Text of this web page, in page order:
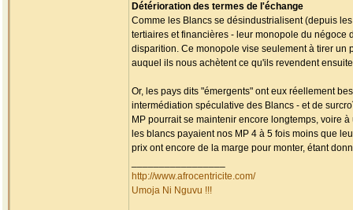
Détérioration des termes de l'échange
Comme les Blancs se désindustrialisent (depuis
tertiaires et financières - leur monopole du
disparition. Ce monopole vise seulement à tirer
auquel ils nous achètent ce qu'ils revendent
Or, les pays dits "émergents" ont eux réellement
intermédiation spéculative des Blancs - et de
MP pourrait se maintenir encore longtemps, voire
les blancs payaient nos MP 4 à 5 fois moins que
prix ont encore de la marge pour monter, étant
http://www.afrocentricite.com/
Umoja Ni Nguvu !!!